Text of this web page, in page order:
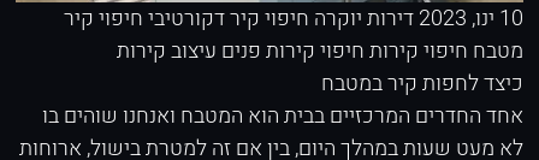
10 ינו, 2023 דירות יוקרה חיפוי קיר דקורטיביחיפוי קיר
מטבח חיפוי קירותחיפוי קירות פנים עיצוב קירות
כיצד לחפות קיר במטבח
אחד החדרים המרכזיים בבית הוא המטבח ואנחנו שוהים בו
לא מעט שעות במהלך היום, בין אם זה למטרת בישול, ארוחות